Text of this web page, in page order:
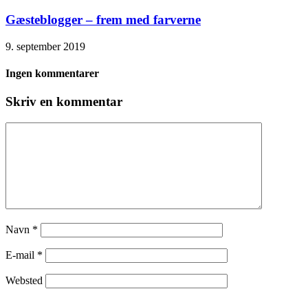
Gæsteblogger – frem med farverne
9. september 2019
Ingen kommentarer
Skriv en kommentar
Navn *
E-mail *
Websted